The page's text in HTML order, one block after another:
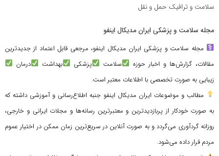
سلامت و ترافیک حمل و نقل
مجله سلامت و پزشکی ایران مدیکال اینفو
مجله سلامت و پزشکی ایران مدیکال اینفو، مرجعی قابل اعتماد از جدیدترین
مقالات، گزارش‌ها و اخبار حوزه
سلامت پزشکی بهداشت
درمان
زیبایی به صورت تخصصی با اطلاعات معتبر است.
مطالب و موضوعات ایران مدیکال اینفو جنبه اطلاع‌رسانی و آموزشی داشته که
به صورت خودکار از پربازدیدترین و معتبرترین رسانه‌ها و مجلات ایرانی و خارجی،
روزانه گردآوری می‌گردد و به صورت آنلاین در سریع‌ترین زمان ممکن در اختیار عموم
مردم قرار داده می‌شود.